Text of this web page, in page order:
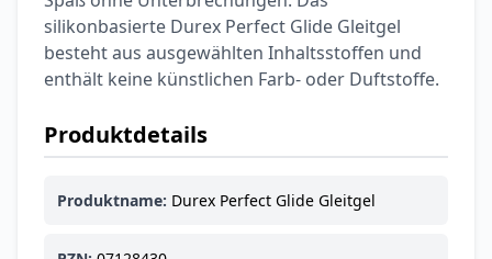
silikonbasierte Durex Perfect Glide Gleitgel
besteht aus ausgewählten Inhaltsstoffen und
enthält keine künstlichen Farb- oder Duftstoffe.
Produktdetails
Produktname: Durex Perfect Glide Gleitgel